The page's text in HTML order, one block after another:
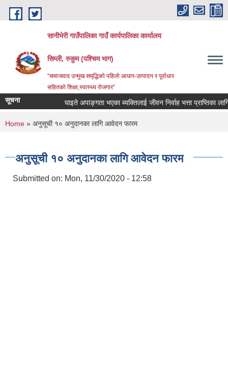
Skip to main content
सानीभेरी गाउँपालिका गाउँ कार्यपालिका कार्यालय
सिम्ली, रुकुम (पश्चिम भाग)
“समाजवाद उन्मुख समृद्धिको पहिलो आधार-उत्पादन र पूर्वाधार
सहितको शिक्षा,स्वास्थ्य रोजगार”
सूचना घाइते अपाङ्गता भएका ब्यक्तिलाई जीवन निर्वाह भत्ता प्राप्तिका लागि
You are here
Home » अनुसूची १० अनुदानका लागि आवेदन फारम
अनुसूची १० अनुदानका लागि आवेदन फारम
Submitted on: Mon, 11/30/2020 - 12:58